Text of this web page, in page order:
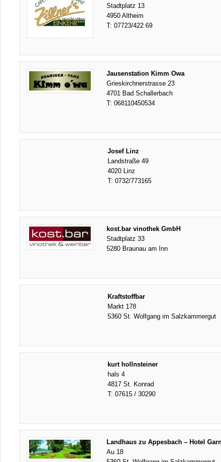
Stadtplatz 13
4950 Altheim
T: 07723/422 69
Jausenstation Kimm Owa
Grieskirchnerstrasse 23
4701 Bad Schallerbach
T: 068110450534
Josef Linz
Landstraße 49
4020 Linz
T: 0732/773165
kost.bar vinothek GmbH
Stadtplatz 33
5280 Braunau am Inn
Kraftstoffbar
Markt 178
5360 St. Wolfgang im Salzkammergut
kurt hollnsteiner
hals 4
4817 St. Konrad
T: 07615 / 30290
Landhaus zu Appesbach – Hotel
Au 18